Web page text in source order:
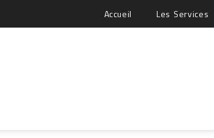
Accueil Les Services